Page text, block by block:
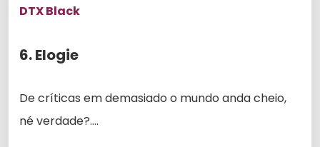
DTX Black
6. Elogie
De críticas em demasiado o mundo anda cheio,
né verdade?….